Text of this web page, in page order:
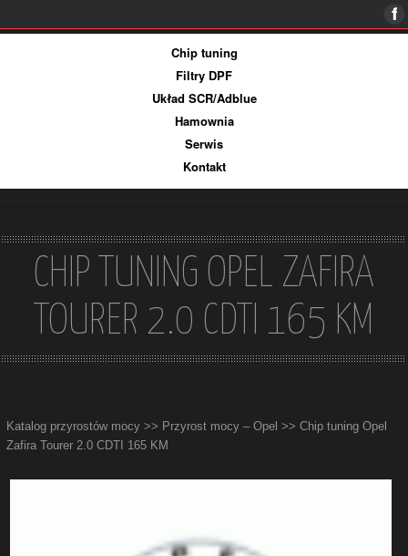
Chip tuning
Filtry DPF
Układ SCR/Adblue
Hamownia
Serwis
Kontakt
CHIP TUNING OPEL ZAFIRA
TOURER 2.0 CDTI 165 KM
Katalog przyrostów mocy >> Przyrost mocy – Opel >> Chip tuning Opel
Zafira Tourer 2.0 CDTI 165 KM
Więcej informacji Ok, rozumiem